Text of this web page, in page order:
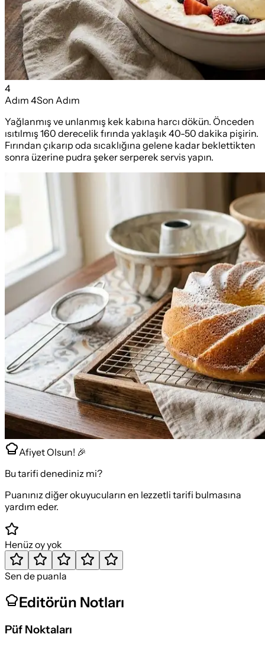
4
Adım 4Son Adım
Yağlanmış ve unlanmış kek kabına harcı dökün. Önceden
ısıtılmış 160 derecelik fırında yaklaşık 40-50 dakika pişirin.
Fırından çıkarıp oda sıcaklığına gelene kadar beklettikten
sonra üzerine pudra şeker serperek servis yapın.
Afiyet Olsun! 🎉
Bu tarifi denediniz mi?
Puanınız diğer okuyucuların en lezzetli tarifi bulmasına
yardım eder.
Henüz oy yok
Sen de puanla
Editörün Notları
Püf Noktaları